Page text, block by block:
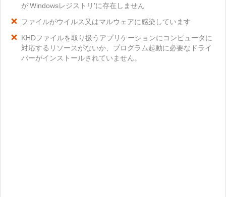
が'Windowsレジストリ'に存在しません
ファイルがウイルス又はマルウェアに感染しています
KHDファイルを取り扱うアプリケーションにコンピュータに
対応するリソースがないか、プログラム起動に必要なドライ
バーがインストールされていません。